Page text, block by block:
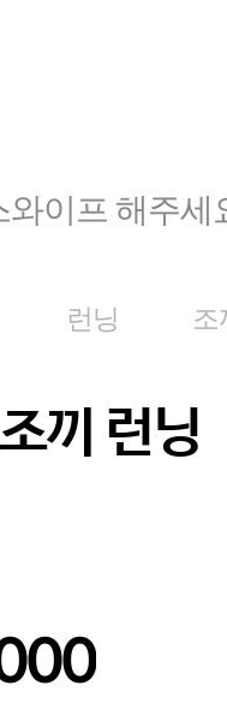
와이프 해주세
런닝 조
끼 런닝